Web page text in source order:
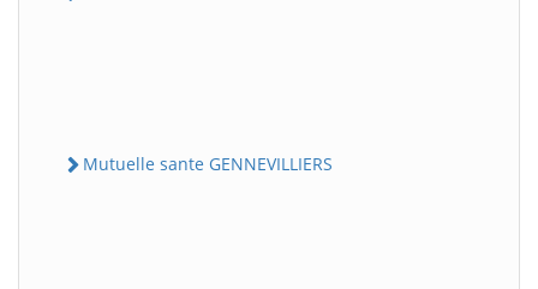
Mutuelle sante GENNEVILLIERS